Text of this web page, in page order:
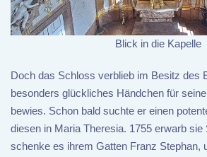
Blick in die Kapelle
Doch das Schloss verblieb im Besitz des
besonders glückliches Händchen für
bewies. Schon bald suchte er einen
diesen in Maria Theresia. 1755 erwarb
schenke es ihrem Gatten Franz Stephan,